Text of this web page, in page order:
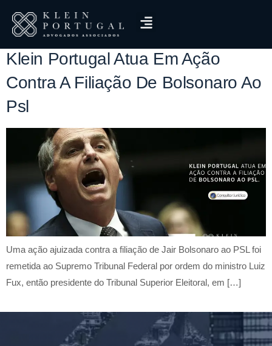
Tag:TSE
Klein Portugal Atua Em Ação
Contra A Filiação De Bolsonaro Ao
Psl
Uma ação ajuizada contra a filiação de Jair Bolsonaro ao PSL foi
remetida ao Supremo Tribunal Federal por ordem do ministro Luiz
Fux, então presidente do Tribunal Superior Eleitoral, em […]